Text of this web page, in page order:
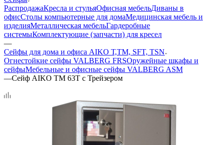
РаспродажаКресла и стульяОфисная мебельДиваны в
офисСтолы компьютерные для домаМедицинская мебель и
изделияМеталлическая мебельГардеробные
системыКомплектующие (запчасти) для кресел
—
Сейфы для дома и офиса AIKO Т,TМ, SFT, TSN
Огнестойкие сейфы VALBERG FRSОружейные шкафы и
сейфыМебельные и офисные сейфы VALBERG ASM
—Сейф AIKO TM 63T с Трейзером